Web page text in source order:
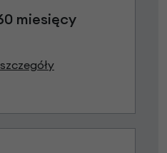
miesięcy